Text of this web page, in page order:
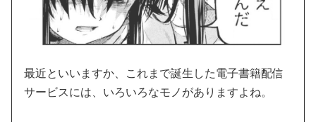
最近といいますか、これまで誕生した電子書籍配信
サービスには、いろいろなモノがありますよね。